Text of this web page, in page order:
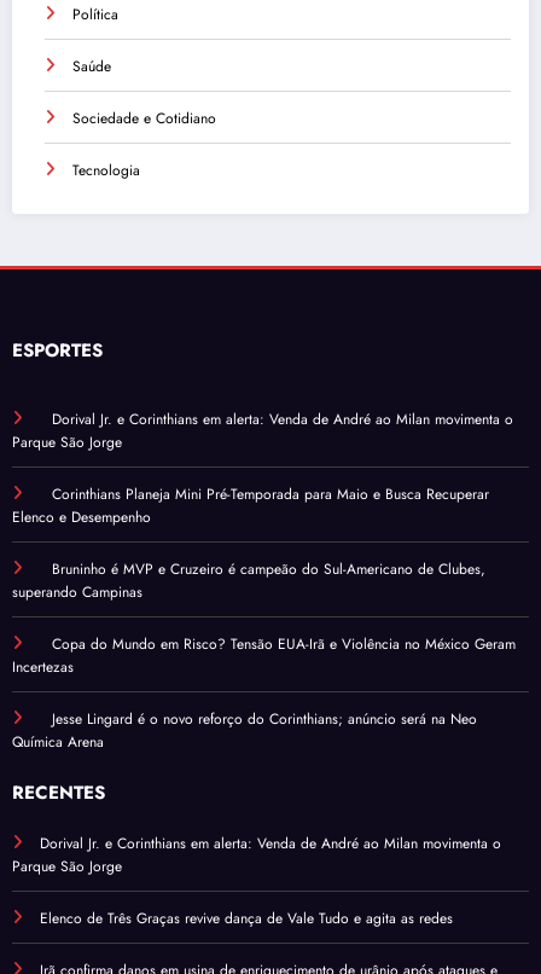
Política
Saúde
Sociedade e Cotidiano
Tecnologia
ESPORTES
Dorival Jr. e Corinthians em alerta: Venda de André ao Milan movimenta o
Parque São Jorge
Corinthians Planeja Mini Pré-Temporada para Maio e Busca Recuperar
Elenco e Desempenho
Bruninho é MVP e Cruzeiro é campeão do Sul-Americano de Clubes,
superando Campinas
Copa do Mundo em Risco? Tensão EUA-Irã e Violência no México Geram
Incertezas
Jesse Lingard é o novo reforço do Corinthians; anúncio será na Neo
Química Arena
RECENTES
Dorival Jr. e Corinthians em alerta: Venda de André ao Milan movimenta o
Parque São Jorge
Elenco de Três Graças revive dança de Vale Tudo e agita as redes